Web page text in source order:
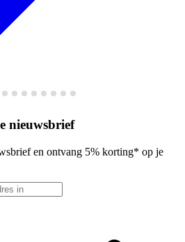
nieuwsbrief
en ontvang 5% korting* op je